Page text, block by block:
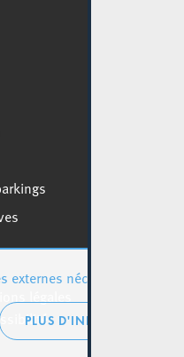
nécessitent votre
PLUS D'INFORMATION